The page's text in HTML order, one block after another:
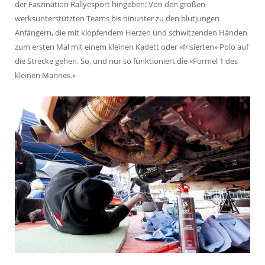
der Faszination Rallyesport hingeben: Von den großen
werksunterstützten Teams bis hinunter zu den blutjungen
Anfängern, die mit klopfendem Herzen und schwitzenden Händen
zum ersten Mal mit einem kleinen Kadett oder «frisierten» Polo auf
die Strecke gehen. So, und nur so funktioniert die «Formel 1 des
kleinen Mannes.»